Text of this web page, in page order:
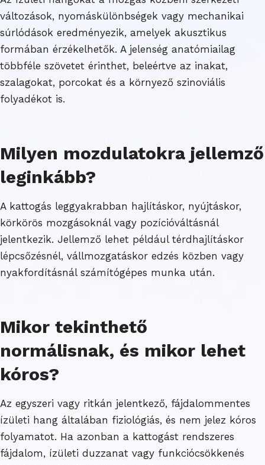
változások, nyomáskülönbségek vagy mechanikai
súrlódások eredményezik, amelyek akusztikus
formában érzékelhetők. A jelenség anatómiailag
többféle szövetet érinthet, beleértve az inakat,
szalagokat, porcokat és a környező szinoviális
folyadékot is.
Milyen mozdulatokra jellemző
leginkább?
A kattogás leggyakrabban hajlításkor, nyújtáskor,
körkörös mozgásoknál vagy pozícióváltásnál
jelentkezik. Jellemző lehet például térdhajlításkor
lépcsőzésnél, vállmozgatáskor edzés közben vagy
nyakfordításnál számítógépes munka után.
Mikor tekinthető
normálisnak, és mikor lehet
kóros?
Az egyszeri vagy ritkán jelentkező, fájdalommentes
ízületi hang általában fiziológiás, és nem jelez kóros
folyamatot. Ha azonban a kattogást rendszeres
fájdalom, ízületi duzzanat vagy funkciócsökkenés